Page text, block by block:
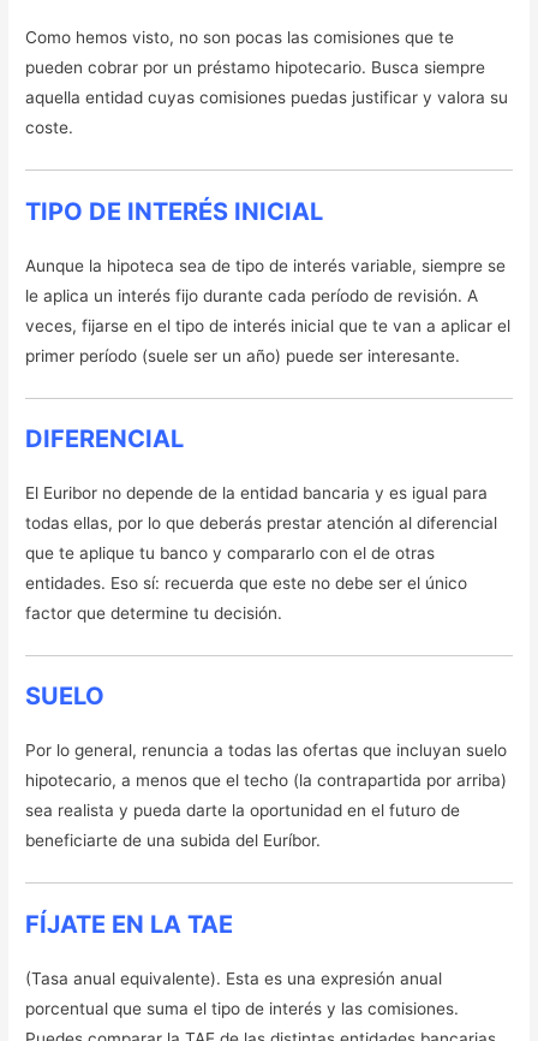
Como hemos visto, no son pocas las comisiones que te
pueden cobrar por un préstamo hipotecario. Busca siempre
aquella entidad cuyas comisiones puedas justificar y valora su
coste.
TIPO DE INTERÉS INICIAL
Aunque la hipoteca sea de tipo de interés variable, siempre se
le aplica un interés fijo durante cada período de revisión. A
veces, fijarse en el tipo de interés inicial que te van a aplicar el
primer período (suele ser un año) puede ser interesante.
DIFERENCIAL
El Euribor no depende de la entidad bancaria y es igual para
todas ellas, por lo que deberás prestar atención al diferencial
que te aplique tu banco y compararlo con el de otras
entidades. Eso sí: recuerda que este no debe ser el único
factor que determine tu decisión.
SUELO
Por lo general, renuncia a todas las ofertas que incluyan suelo
hipotecario, a menos que el techo (la contrapartida por arriba)
sea realista y pueda darte la oportunidad en el futuro de
beneficiarte de una subida del Euríbor.
FÍJATE EN LA TAE
(Tasa anual equivalente). Esta es una expresión anual
porcentual que suma el tipo de interés y las comisiones.